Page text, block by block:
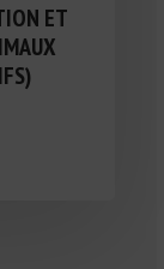
ET